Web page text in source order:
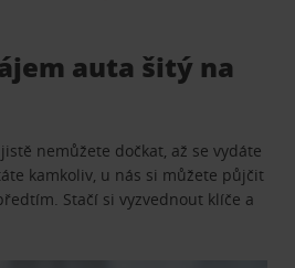
auta šitý na
nemůžete dočkat, až se vydáte
kamkoliv, u nás si můžete půjčit
Stačí si vyzvednout klíče a